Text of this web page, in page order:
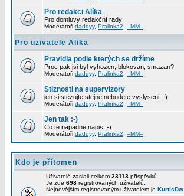
Pro redakci Alíka
Pro domluvy redakční rady
Moderátoři daddyy, Pralinka2 –MM–
Pro uzivatele Alika
Pravidla podle kterých se držíme
Proc pak jsi byl vyhozen, blokovan, smazan?
Moderátoři daddyy, Pralinka2 –MM–
Stiznosti na supervizory
jen si stezujte stejne nebudete vyslyseni :-)
Moderátoři daddyy, Pralinka2 –MM–
Jen tak :-)
Co te napadne napis :-)
Moderátoři daddyy, Pralinka2 –MM–
Kdo je přítomen
Uživatelé zaslali celkem 23113 příspěvků.
Je zde 698 registrovaných uživatelů.
Nejnovějším registrovaným uživatelem je KurtisDw